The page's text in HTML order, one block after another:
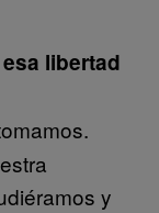
libertad
y